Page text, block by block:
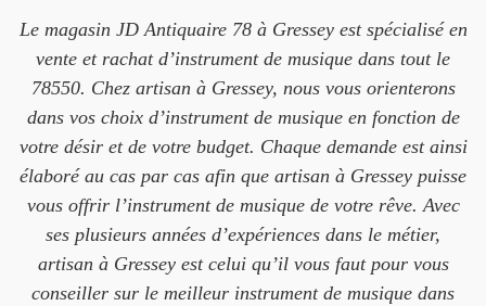
Le magasin JD Antiquaire 78 à Gressey est spécialisé en
vente et rachat d’instrument de musique dans tout le
78550. Chez artisan à Gressey, nous vous orienterons
dans vos choix d’instrument de musique en fonction de
votre désir et de votre budget. Chaque demande est ainsi
élaboré au cas par cas afin que artisan à Gressey puisse
vous offrir l’instrument de musique de votre rêve. Avec
ses plusieurs années d’expériences dans le métier,
artisan à Gressey est celui qu’il vous faut pour vous
conseiller sur le meilleur instrument de musique dans